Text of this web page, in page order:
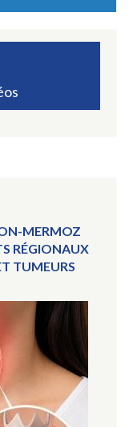
MERMOZ
RÉGIONAUX
TUMEURS